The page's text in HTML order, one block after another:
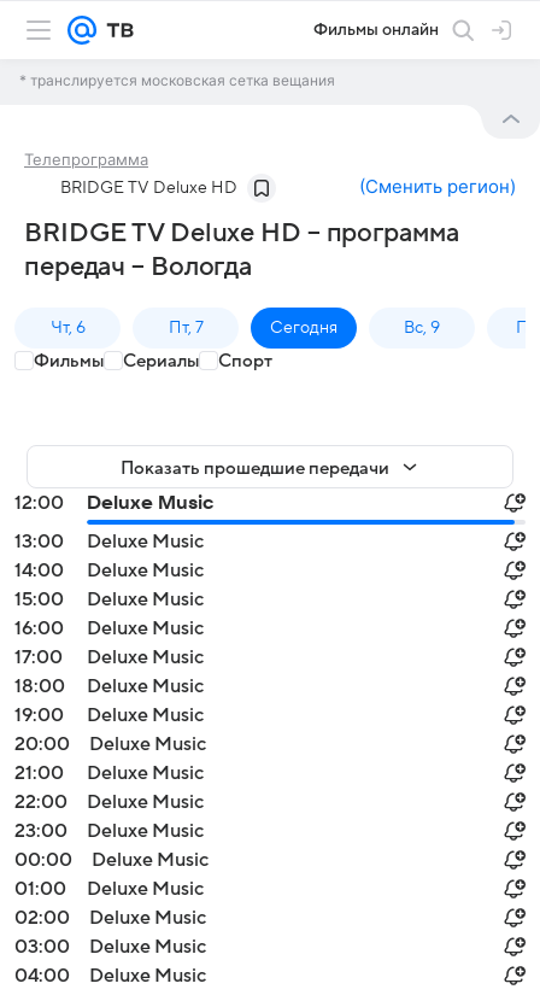
Фильмы онлайн
* транслируется московская сетка вещания
Телепрограмма
BRIDGE TV Deluxe HD (Сменить регион)
BRIDGE TV Deluxe HD – программа
передач – Вологда
Чт, 6 Пт, 7 Сегодня Вс, 9
Фильмы Сериалы Спорт
Показать прошедшие передачи
12:00
Deluxe Music
13:00
Deluxe Music
14:00
Deluxe Music
15:00
Deluxe Music
16:00
Deluxe Music
17:00
Deluxe Music
18:00
Deluxe Music
19:00
Deluxe Music
20:00
Deluxe Music
21:00
Deluxe Music
22:00
Deluxe Music
23:00
Deluxe Music
00:00
Deluxe Music
01:00
Deluxe Music
02:00
Deluxe Music
03:00
Deluxe Music
04:00
Deluxe Music